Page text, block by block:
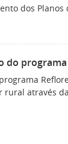
dos
do
através